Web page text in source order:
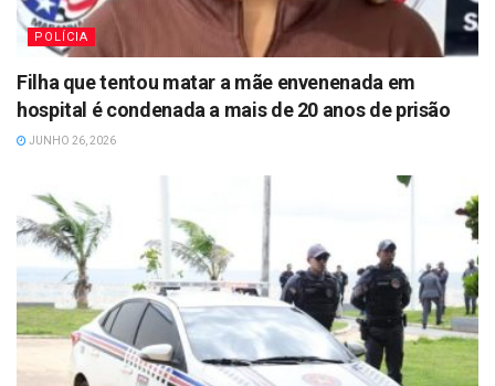
POLÍCIA
Filha que tentou matar a mãe envenenada em
hospital é condenada a mais de 20 anos de prisão
JUNHO 26, 2026